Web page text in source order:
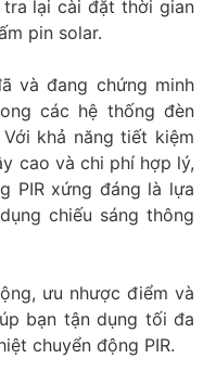
lại cài đặt thời gian
pin solar.
và đang chứng minh
các hệ thống đèn
khả năng tiết kiệm
cao và chi phí hợp lý,
PIR xứng đáng là lựa
chiếu sáng thông
ưu nhược điểm và
bạn tận dụng tối đa
chuyển động PIR.